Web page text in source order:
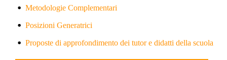
Metodologie Complementari
Posizioni Generatrici
Proposte di approfondimento dei tutor e didatti della scuola